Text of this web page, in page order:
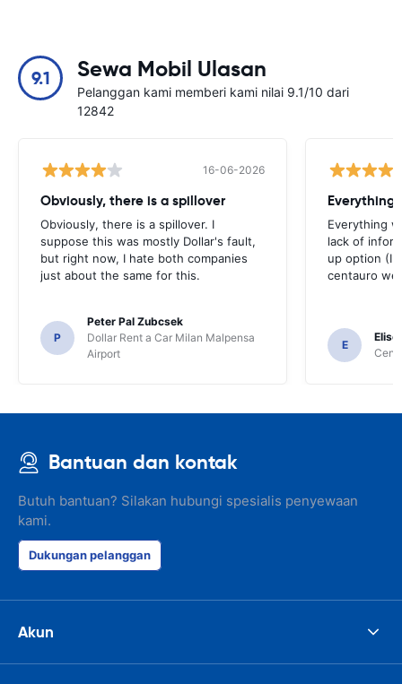
9.1 Sewa Mobil Ulasan
Pelanggan kami memberi kami nilai 9.1/10 dari
12842
16-06-2026
Obviously, there is a spillover
Obviously, there is a spillover. I
suppose this was mostly Dollar's fault,
but right now, I hate both companies
just about the same for this.
P
Peter Pal Zubcsek
Dollar Rent a Car Milan Malpensa
Airport
Everything
Everything
lack of
up option (I
centauro
E
Bantuan dan kontak
Butuh bantuan? Silakan hubungi spesialis penyewaan
kami.
Dukungan pelanggan
Akun